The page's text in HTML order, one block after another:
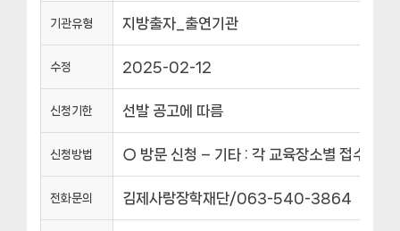
기관유형 지방출자_출연기관
수정 2025-02-12
신청기한 선발 공고에 따름
신청방법 ○ 방문 신청 – 기타 : 각 교육장소별 접수 –
전화문의 김제사랑장학재단/063-540-3864